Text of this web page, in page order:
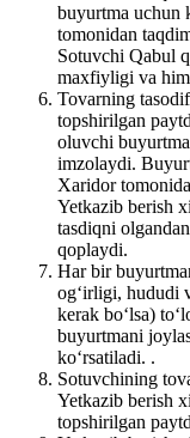
buyurtma uchun
tomonidan
Sotuvchi Qabul
maxfiyligi va
Tovarning
topshirilgan
oluvchi
imzolaydi.
Xaridor
Yetkazib berish
tasdiqni
qoplaydi.
Har bir
og‘irligi, hududi
kerak bo‘lsa)
buyurtmani
ko‘rsatiladi. .
Sotuvchining
Yetkazib berish
topshirilgan